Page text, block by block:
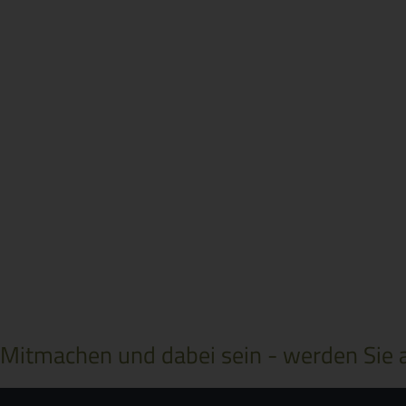
Mitmachen und dabei sein - werden Sie